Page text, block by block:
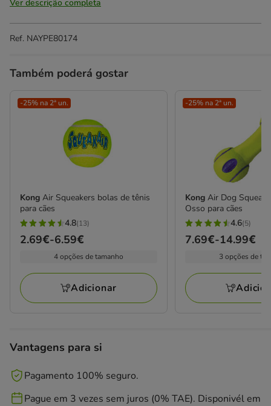
Ver descrição completa
Ref. NAYPE80174
Também poderá gostar
-25% na 2ª un.
Kong Air Squeakers bolas de tênis
para cães
4.8
estrelas
13
avaliações
4.8(13)
Preço
a
6.59€
2.69€-6.59€
4 opções de tamanho
Adicionar
-25% na 2ª un.
KongAir Dog
Osso para cães
4.6
estrelas
5
avaliações
4.6(5)
Preço
a
14.99€
7.69€-14.99€
3 opções de
Vantagens para si
Pagamento 100% seguro.
Pague em 3 vezes sem juros (0% TAE). Disponivél em